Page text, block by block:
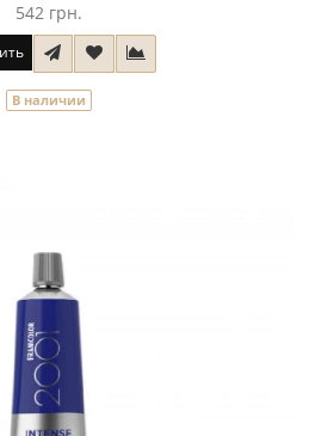
542 грн.
В наличии